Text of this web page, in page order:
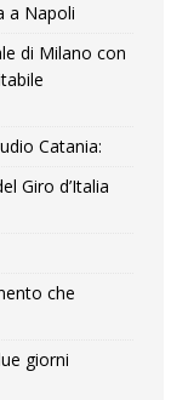
a Napoli
di Milano con
Catania:
Giro d’Italia
che
giorni